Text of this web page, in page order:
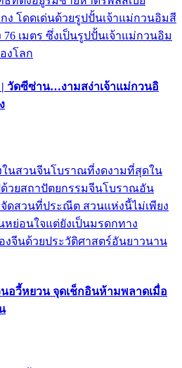
กง โดดเด่นด้วยรูปปั้นเจ้าแม่กวนอิมสี
เมตร ซึ่งเป็นรูปปั้นเจ้าแม่กวนอิม
งโลก
| วัดซีซ่าน…งามสง่าเจ้าแม่กวนอิ
นสวนจีนโบราณที่งดงามที่สุดใน
ด้วยสถาปัตยกรรมจีนโบราณอัน
ดสวนที่ประณีต สวนแห่งนี้ไม่เพียง
ย่อนใจแต่ยังเป็นมรดกทาง
จีนด้วยประวัติศาสตร์อันยาวนาน
นอวี้หยวน จุดเช็กอินห้ามพลาดเมื่อ